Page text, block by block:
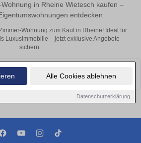
Alle Cookies ablehnen
Datenschutzerklärung
in Rheine Wietesch kaufen –
entdecken
Wohnung zum Kauf in Rheine! Ideal für
Luxusimmobilie – jetzt exklusive Angebote
sichern.
passenden Objekte finden. Schauen Sie